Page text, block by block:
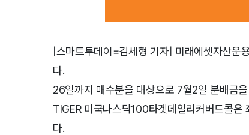
|스마트투데이=김세형 기자| 미래에셋자산
다.
26일까지 매수분을 대상으로 7월2일 분배금
TIGER 미국나스닥100타겟데일리커버드콜
다.